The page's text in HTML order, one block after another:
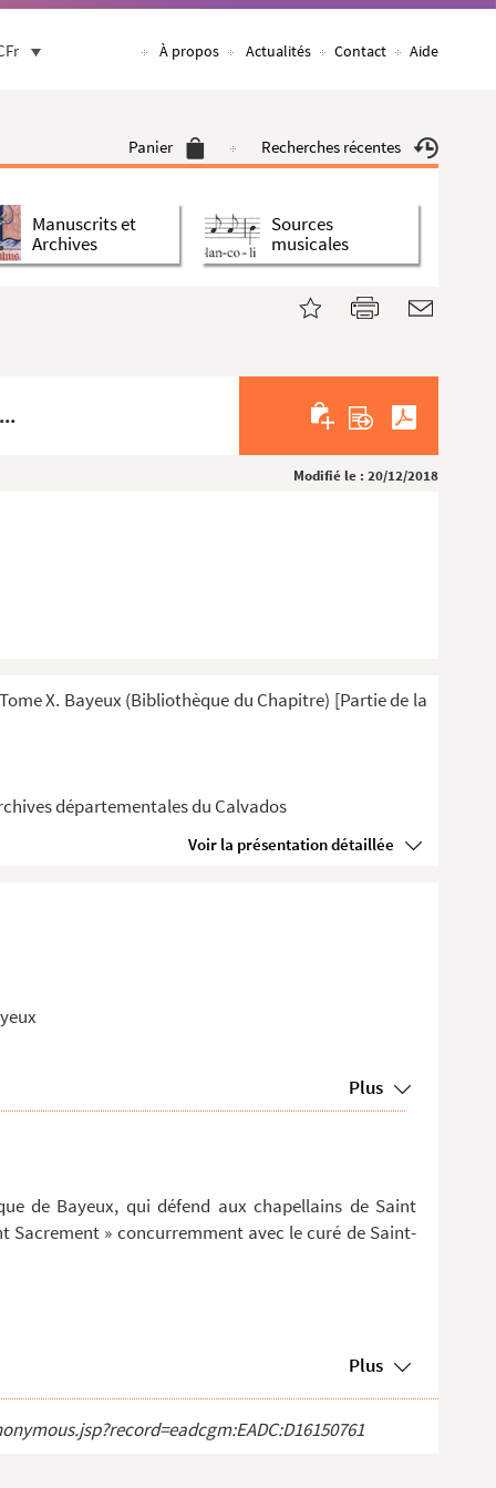
À propos Actualités Contact Aide
Panier Recherches récentes
Manuscrits et
Archives
Sources
musicales
Modifié le : 20/12/2018
X. Bayeux (Bibliothèque du Chapitre) [Partie de la
départementales du Calvados
Voir la présentation détaillée
Plus
de Bayeux, qui défend aux chapellains de Saint
Sacrement » concurremment avec le curé de Saint-
Plus